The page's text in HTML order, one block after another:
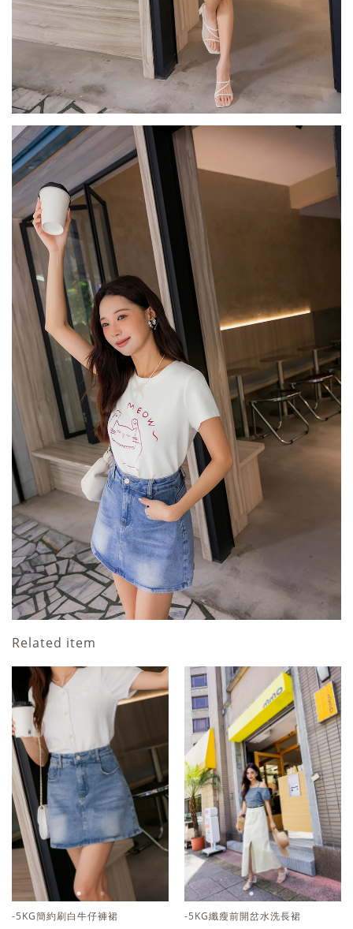
Related item
-5KG纖瘦前開岔水洗長裙
-5KG纖瘦前開岔水洗長裙